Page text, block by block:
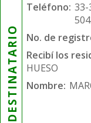
DESTINATARIO
Teléfono: 33-
No. de
Recibí los
HUESO
Nombre: